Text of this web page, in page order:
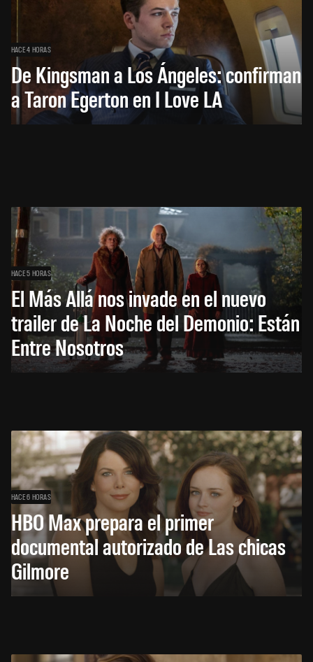
HACE 4 HORAS
De Kingsman a Los Ángeles: confirman
a Taron Egerton en I Love LA
HACE 5 HORAS
El Más Allá nos invade en el nuevo
trailer de La Noche del Demonio: Están
Entre Nosotros
HACE 6 HORAS
HBO Max prepara el primer
documental autorizado de Las chicas
Gilmore